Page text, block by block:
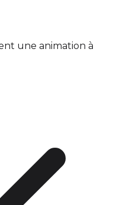
une animation à